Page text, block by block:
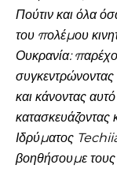
Πούτιν και όλα
του πολέμου
Ουκρανία:
και κάνοντας
κατασκευάζοντας
Ιδρύματος
βοηθήσουμε τους